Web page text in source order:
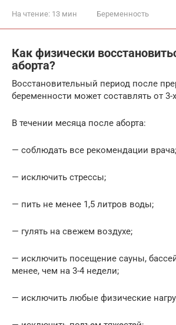
На чтение: 13 мин Беременность
Как физически
аборта?
Восстановительный период после
беременности может составлять от 3-
В течении месяца после аборта:
— соблюдать все рекомендации врача;
— исключить стрессы;
— пить не менее 1,5 литров воды;
— гулять на свежем воздухе;
— исключить посещение сауны,
менее, чем на 3-4 недели;
— исключить любые физические